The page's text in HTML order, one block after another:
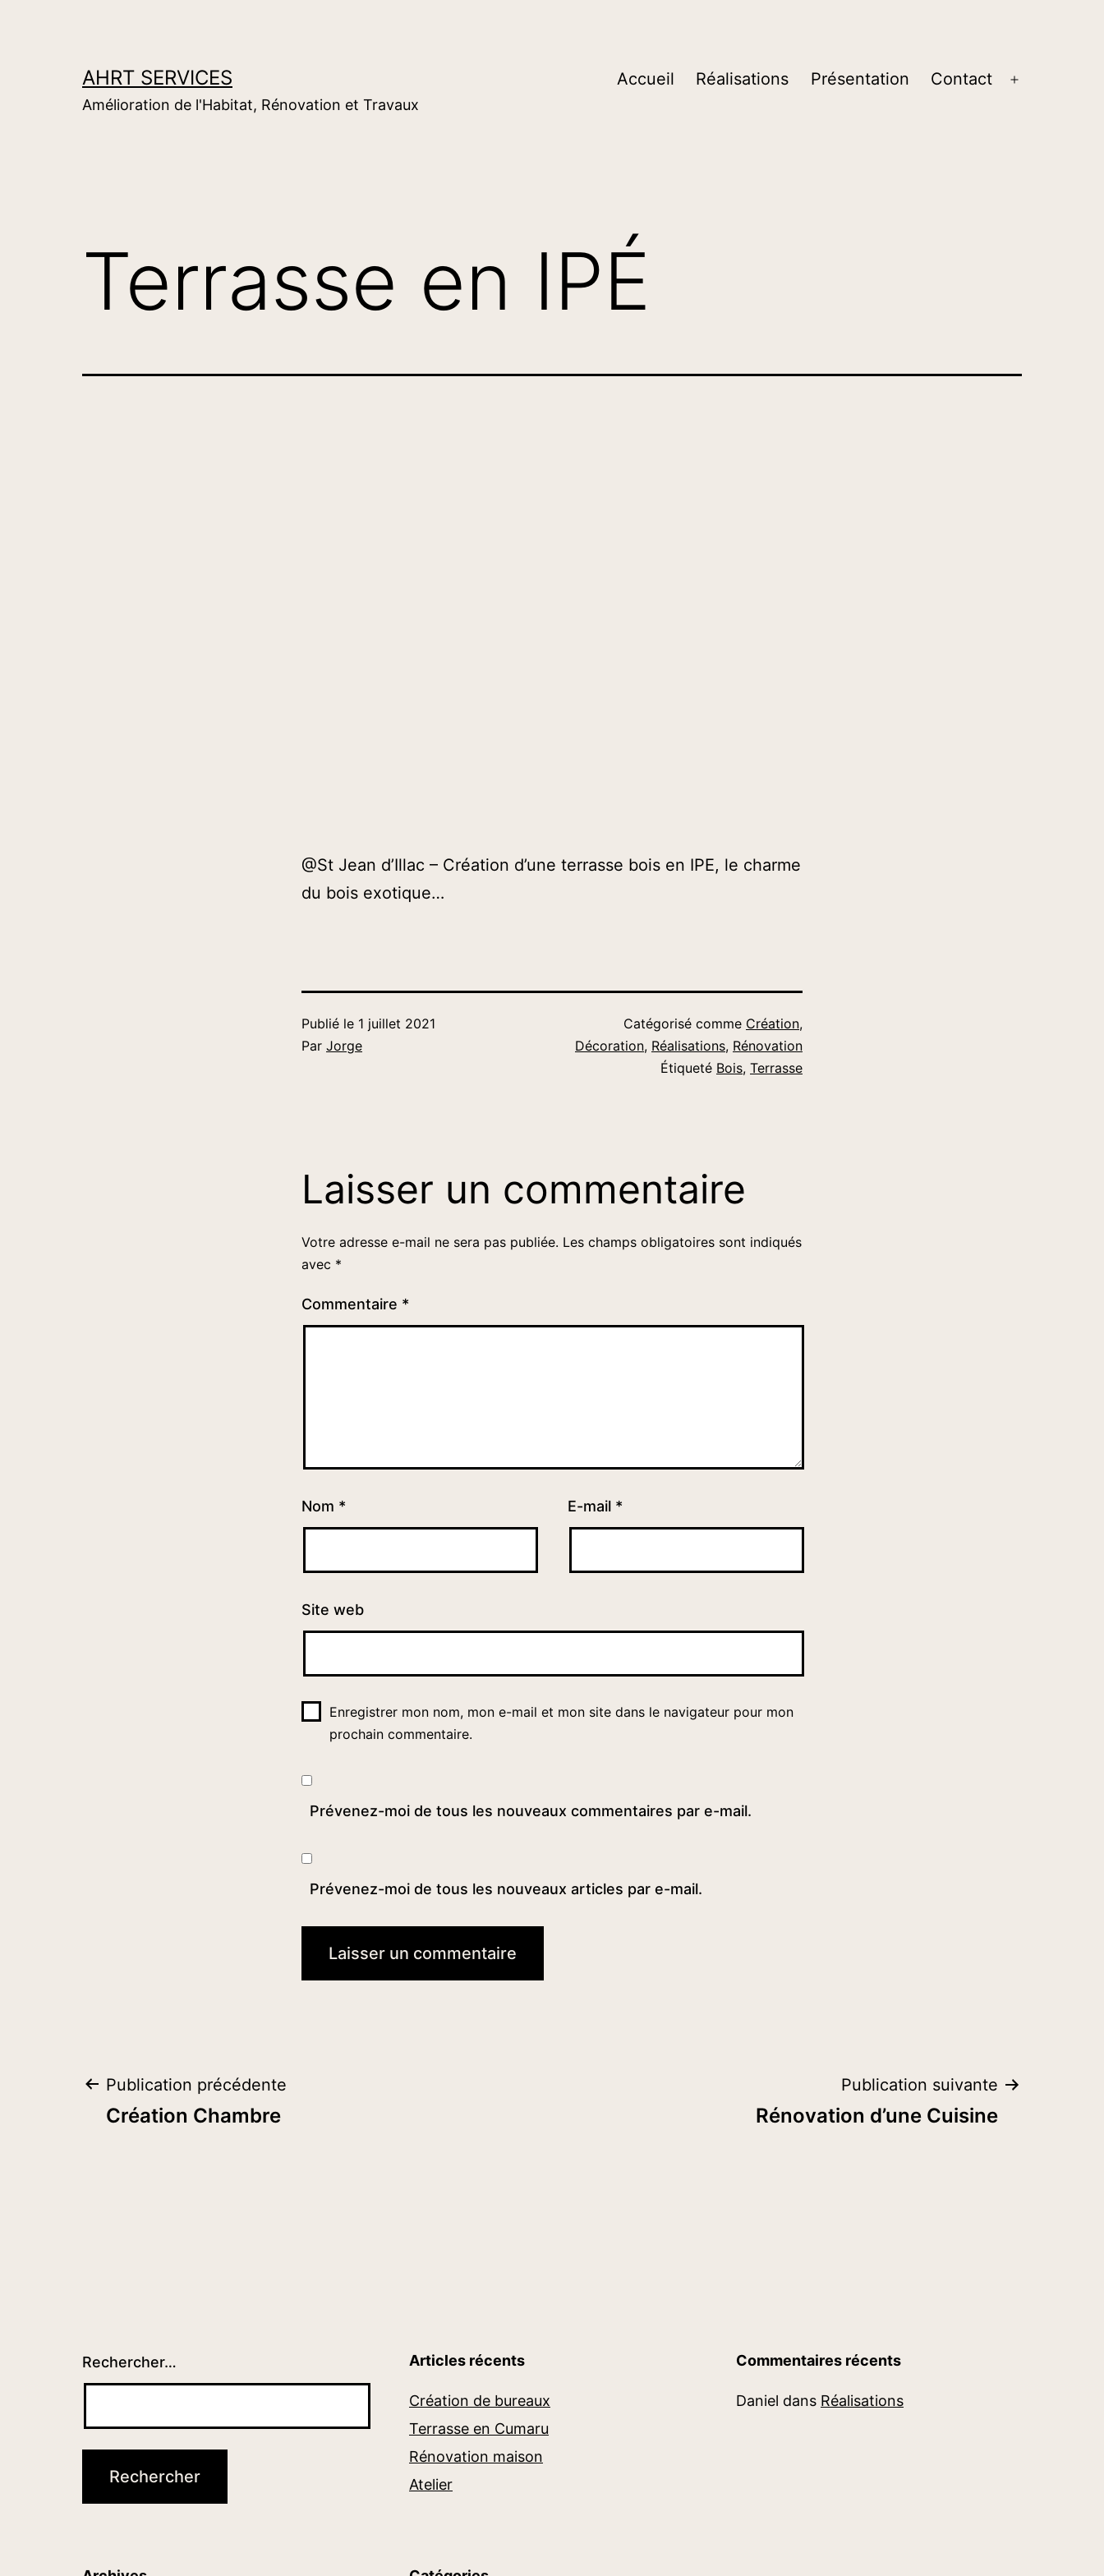
AHRT SERVICES
Amélioration de l'Habitat, Rénovation et Travaux
Accueil Réalisations Présentation Contact
Terrasse en IPÉ
@St Jean d’Illac – Création d’une terrasse bois en IPE, le charme
du bois exotique…
Publié le 1 juillet 2021
Par Jorge
Catégorisé comme Création,
Décoration, Réalisations, Rénovation
Étiqueté Bois, Terrasse
Laisser un commentaire
Votre adresse e-mail ne sera pas publiée. Les champs obligatoires sont indiqués
avec *
Commentaire *
Nom * E-mail *
Site web
Enregistrer mon nom, mon e-mail et mon site dans le navigateur pour mon
prochain commentaire.
Prévenez-moi de tous les nouveaux commentaires par e-mail.
Prévenez-moi de tous les nouveaux articles par e-mail.
Navigation
Publication précédente
Création Chambre
Publication suivante
Rénovation d’une Cuisine
Rechercher… Articles récents
Création de bureaux
Terrasse en Cumaru
Rénovation maison
Atelier
Commentaires récents
Daniel dans Réalisations